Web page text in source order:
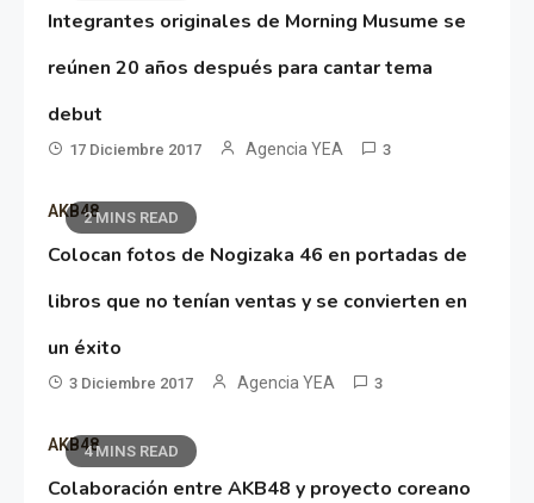
Integrantes originales de Morning Musume se
reúnen 20 años después para cantar tema
debut
17 Diciembre 2017 Agencia YEA 3
2 MINS READ
AKB48
Colocan fotos de Nogizaka 46 en portadas de
libros que no tenían ventas y se convierten en
un éxito
3 Diciembre 2017 Agencia YEA 3
4 MINS READ
AKB48
Colaboración entre AKB48 y proyecto coreano